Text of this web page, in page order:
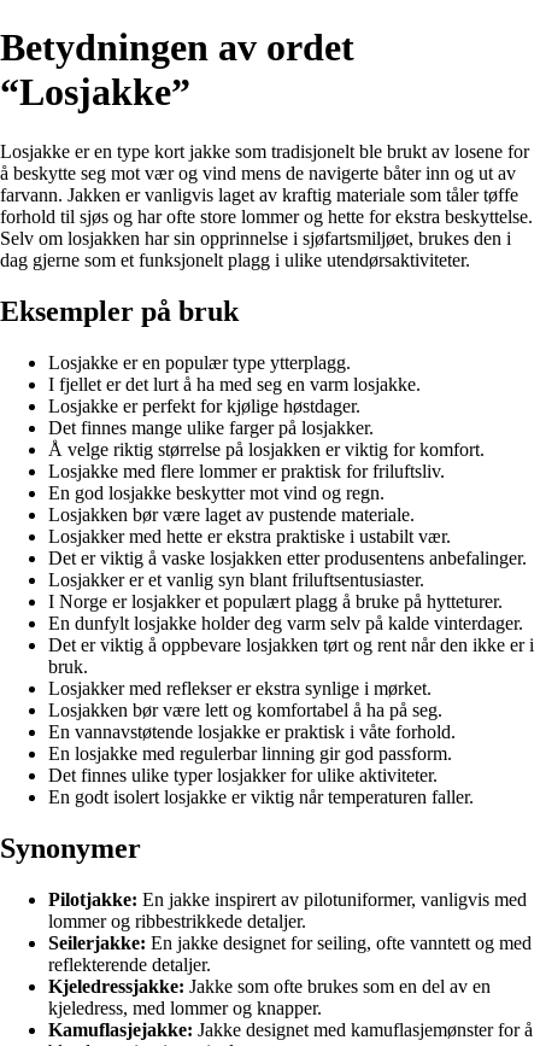
Betydningen av ordet
“Losjakke”
Losjakke er en type kort jakke som tradisjonelt ble brukt av losene for
å beskytte seg mot vær og vind mens de navigerte båter inn og ut av
farvann. Jakken er vanligvis laget av kraftig materiale som tåler tøffe
forhold til sjøs og har ofte store lommer og hette for ekstra beskyttelse.
Selv om losjakken har sin opprinnelse i sjøfartsmiljøet, brukes den i
dag gjerne som et funksjonelt plagg i ulike utendørsaktiviteter.
Eksempler på bruk
Losjakke er en populær type ytterplagg.
I fjellet er det lurt å ha med seg en varm losjakke.
Losjakke er perfekt for kjølige høstdager.
Det finnes mange ulike farger på losjakker.
Å velge riktig størrelse på losjakken er viktig for komfort.
Losjakke med flere lommer er praktisk for friluftsliv.
En god losjakke beskytter mot vind og regn.
Losjakken bør være laget av pustende materiale.
Losjakker med hette er ekstra praktiske i ustabilt vær.
Det er viktig å vaske losjakken etter produsentens anbefalinger.
Losjakker er et vanlig syn blant friluftsentusiaster.
I Norge er losjakker et populært plagg å bruke på hytteturer.
En dunfylt losjakke holder deg varm selv på kalde vinterdager.
Det er viktig å oppbevare losjakken tørt og rent når den ikke er i
bruk.
Losjakker med reflekser er ekstra synlige i mørket.
Losjakken bør være lett og komfortabel å ha på seg.
En vannavstøtende losjakke er praktisk i våte forhold.
En losjakke med regulerbar linning gir god passform.
Det finnes ulike typer losjakker for ulike aktiviteter.
En godt isolert losjakke er viktig når temperaturen faller.
Synonymer
Pilotjakke: En jakke inspirert av pilotuniformer, vanligvis med
lommer og ribbestrikkede detaljer.
Seilerjakke: En jakke designet for seiling, ofte vanntett og med
reflekterende detaljer.
Kjeledressjakke: Jakke som ofte brukes som en del av en
kjeledress, med lommer og knapper.
Kamuflasjejakke: Jakke designet med kamuflasjemønster for å